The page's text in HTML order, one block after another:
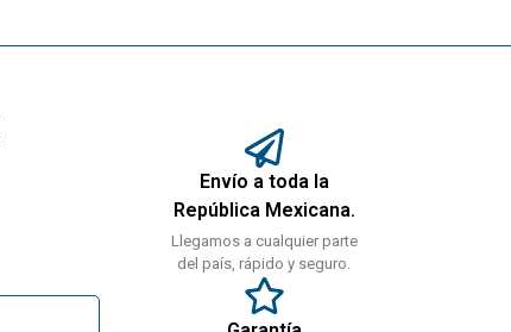
Envío a toda la
República Mexicana.
Llegamos a cualquier parte
del país, rápido y seguro.